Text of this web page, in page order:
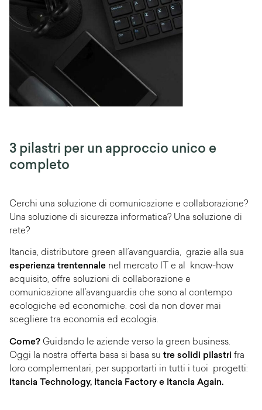
3 pilastri per un approccio unico e
completo
Cerchi una soluzione di comunicazione e collaborazione?
Una soluzione di sicurezza informatica? Una soluzione di
rete?
Itancia, distributore green all’avanguardia, grazie alla sua
esperienza trentennale nel mercato IT e al know-how
acquisito, offre soluzioni di collaborazione e
comunicazione all’avanguardia che sono al contempo
ecologiche ed economiche. così da non dover mai
scegliere tra economia ed ecologia.
Come? Guidando le aziende verso la green business.
Oggi la nostra offerta basa si basa su tre solidi pilastri fra
loro complementari, per supportarti in tutti i tuoi progetti:
Itancia Technology, Itancia Factory e Itancia Again.